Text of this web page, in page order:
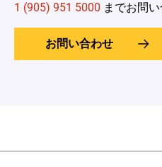
1 (905) 951 5000 までお問い
お問い合わせ